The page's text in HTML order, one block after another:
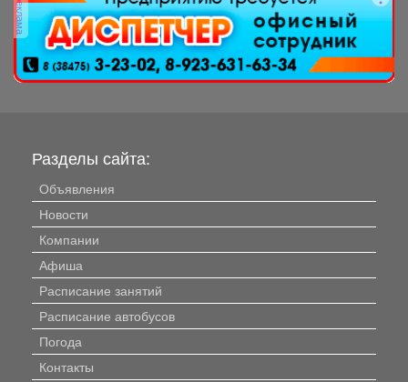
реклама
Разделы сайта:
Объявления
Новости
Компании
Афиша
Расписание занятий
Расписание автобусов
Погода
Контакты